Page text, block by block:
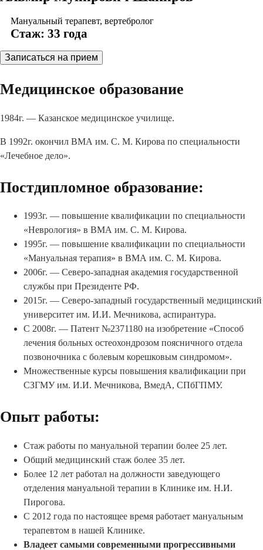
Мануальный терапевт, вертебролог
Стаж: 33 года
Записаться на прием
Медицинское образование
1984г. — Казанское медицинское училище.
В 1992г. окончил ВМА им. С. М. Кирова по специальности
«Лечебное дело».
Постдипломное образование:
1993г. — повышение квалификации по специальности
«Неврология» в ВМА им. С. М. Кирова.
1995г. — повышение квалификации по специальности
«Мануальная терапия» в ВМА им. С. М. Кирова.
2006г. — Северо-западная академия государственной
службы при Президенте РФ.
2015г. — Северо-западный государственный медицинский
университет им. И.И. Мечникова, аспирантура.
С 2008г. — Патент №2371180 на изобретение «Способ
лечения больных остеохондрозом поясничного отдела
позвоночника с болевым корешковым синдромом».
Множественные курсы повышения квалификации при
СЗГМУ им. И.И. Мечникова, ВмедА, СПбГПМУ.
Опыт работы:
Стаж работы по мануальной терапии более 25 лет.
Общий медицинский стаж более 35 лет.
Более 12 лет работал на должности заведующего
отделения мануальной терапии в Клинике им. Н.И.
Пирогова.
С 2012 года по настоящее время работает мануальным
терапевтом в нашей Клинике.
Владеет самыми современными прогрессивными